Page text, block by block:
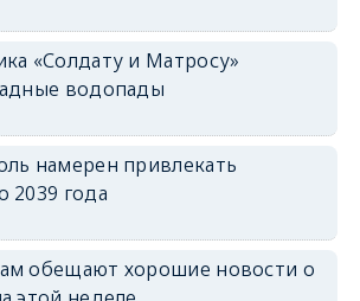
«Солдату и Матросу»
водопады
намерен привлекать
2039 года
обещают хорошие новости о